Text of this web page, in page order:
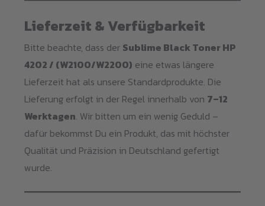
Lieferzeit & Verfügbarkeit
Bitte beachte, dass der Sublime Black Toner HP
4202 / (W2100/W2200) eine etwas längere
Lieferzeit hat als unsere Standardprodukte. Die
Lieferung erfolgt in der Regel innerhalb von 7–12
Werktagen. Wir bitten um ein wenig Geduld –
dafür bekommst Du ein Produkt, das mit höchster
Qualität und Präzision in Deutschland gefertigt
wurde.